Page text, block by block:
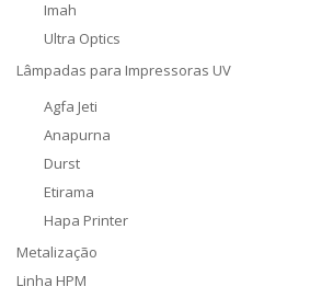
Imah
Ultra Optics
Lâmpadas para Impressoras UV
Agfa Jeti
Anapurna
Durst
Etirama
Hapa Printer
Metalização
Linha HPM